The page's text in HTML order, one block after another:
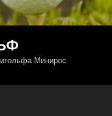
Минирос